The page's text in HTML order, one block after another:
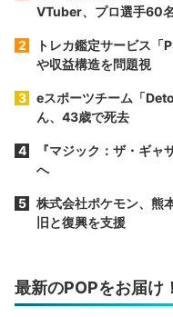
VTuber、プロ選手60
トレカ鑑定サービス
や収益構造を問題視
eスポーツチーム「
ん、43歳で死去
『マジック：ザ・ギ
へ
株式会社ポケモン、熊
旧と復興を支援
最新のPOPをお届け！